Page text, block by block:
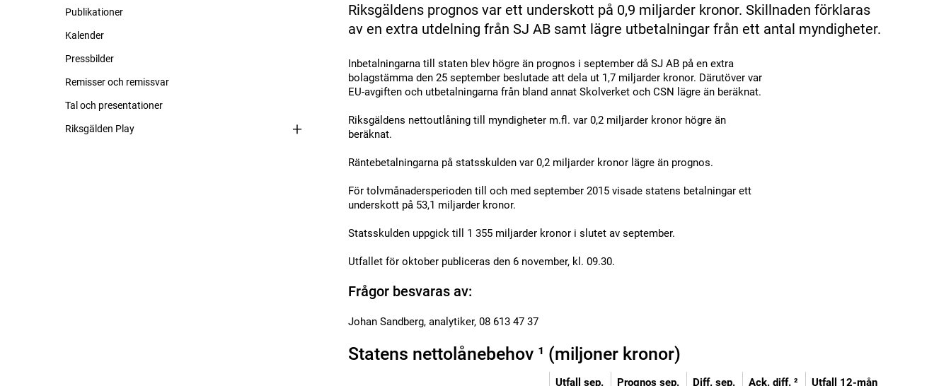
Publikationer
Kalender
Pressbilder
Remisser och remissvar
Tal och presentationer
Riksgälden Play
Riksgäldens prognos var ett underskott på 0,9 miljarder kronor. Skillnaden förklaras
av en extra utdelning från SJ AB samt lägre utbetalningar från ett antal myndigheter.
Inbetalningarna till staten blev högre än prognos i september då SJ AB på en extra
bolagstämma den 25 september beslutade att dela ut 1,7 miljarder kronor. Därutöver var
EU-avgiften och utbetalningarna från bland annat Skolverket och CSN lägre än beräknat.
Riksgäldens nettoutlåning till myndigheter m.fl. var 0,2 miljarder kronor högre än
beräknat.
Räntebetalningarna på statsskulden var 0,2 miljarder kronor lägre än prognos.
För tolvmånadersperioden till och med september 2015 visade statens betalningar ett
underskott på 53,1 miljarder kronor.
Statsskulden uppgick till 1 355 miljarder kronor i slutet av september.
Utfallet för oktober publiceras den 6 november, kl. 09.30.
Frågor besvaras av:
Johan Sandberg, analytiker, 08 613 47 37
Statens nettolånebehov ¹ (miljoner kronor)
Utfall sep. Prognos sep. Diff. sep. Ack. diff. ²
Utfall 12-mån